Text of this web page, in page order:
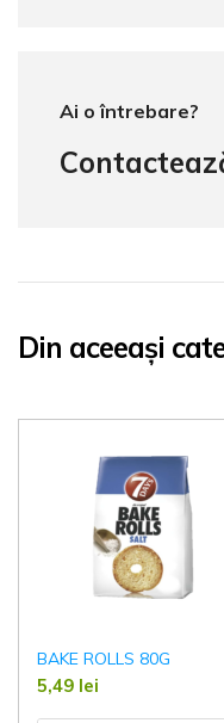
Ai o întrebare?
Din aceeași
BAKE ROLLS 80G
5,49 lei